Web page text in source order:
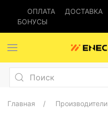
ОПЛАТА
ДОСТАВКА
БОНУСЫ
Главная Производители